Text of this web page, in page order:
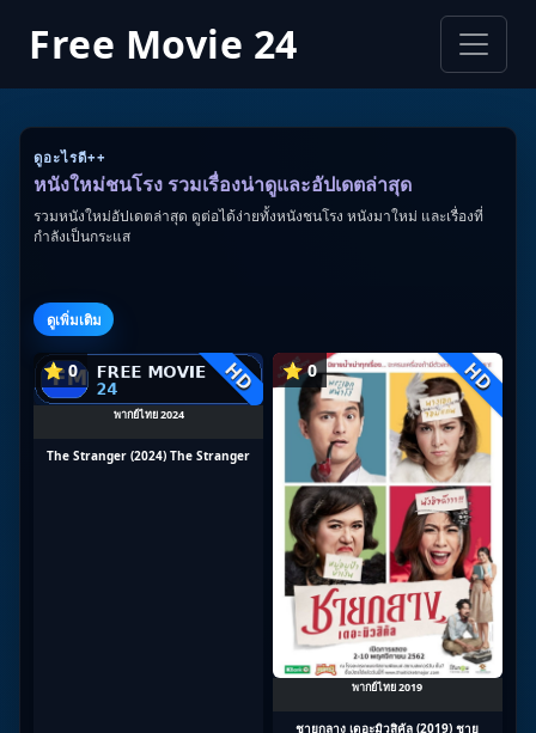
Free Movie 24
ดูอะไรดี++
หนังใหม่ชนโรง รวมเรื่องน่าดูและอัปเดตล่าสุด
รวมหนังใหม่อัปเดตล่าสุด ดูต่อได้ง่ายทั้งหนังชนโรง หนังมาใหม่ และเรื่องที่
กำลังเป็นกระแส
ดูเพิ่มเติม
⭐ 0 HD
พากย์ไทย 2024
The Stranger (2024) The Stranger
⭐ 0 HD
พากย์ไทย 2019
ชายกลาง เดอะมิวสิคัล (2019) ชาย